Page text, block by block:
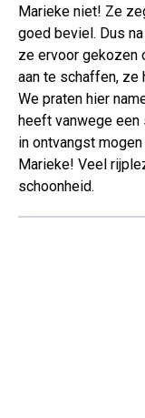
Marieke niet! Ze
goed beviel. Dus
ze ervoor gekozen
aan te schaffen, ze
We praten hier
heeft vanwege
in ontvangst
Marieke! Veel
schoonheid.